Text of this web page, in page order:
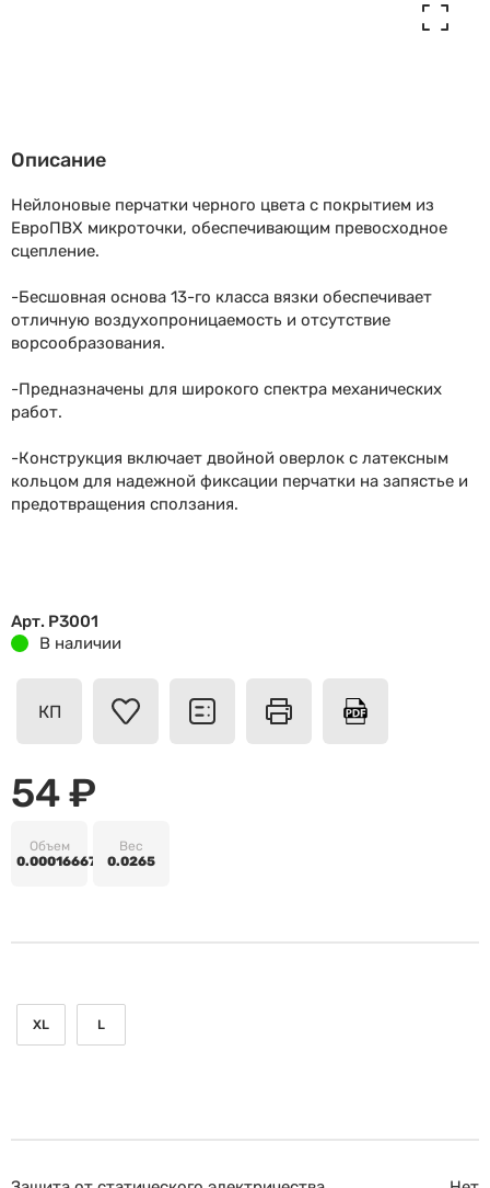
Описание
Нейлоновые перчатки черного цвета с покрытием из
ЕвроПВХ микроточки, обеспечивающим превосходное
сцепление.
-Бесшовная основа 13-го класса вязки обеспечивает
отличную воздухопроницаемость и отсутствие
ворсообразования.
-Предназначены для широкого спектра механических
работ.
-Конструкция включает двойной оверлок с латексным
кольцом для надежной фиксации перчатки на запястье и
предотвращения сползания.
Арт. P3001
В наличии
КП
54 ₽
Объем
0.00016667
Вес
0.0265
XL L